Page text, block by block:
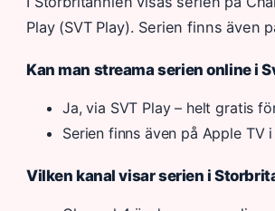
Play (SVT Play). Serien finns även
Kan man streama serien online i
Ja, via SVT Play – helt gratis
Serien finns även på Apple TV
Vilken kanal visar serien i